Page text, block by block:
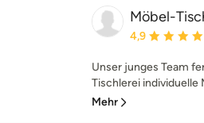
Möbel-
4,9
Unser junges Team
Tischlerei individuelle
Mehr